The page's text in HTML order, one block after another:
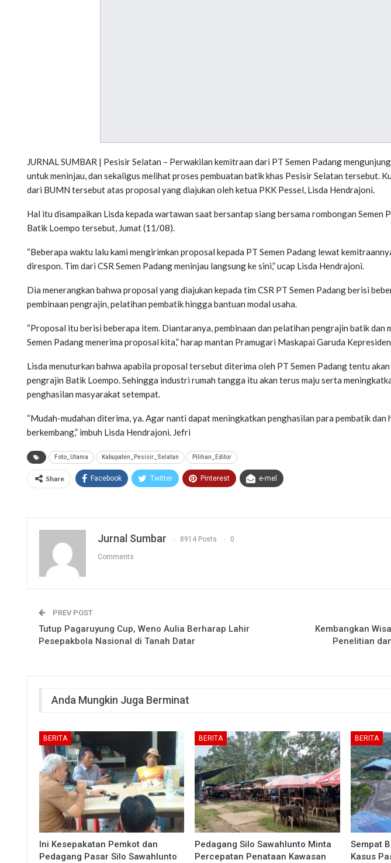
JURNAL SUMBAR | Pesisir Selatan – Perwakilan kemitraan dari PT Semen Padang
untuk meninjau, dan sekaligus melihat proses pembuatan batik khas Pesisir Selatan tersebut.
dari BUMN tersebut atas proposal yang diajukan oleh ketua PKK Pessel, Lisda Hendrajoni.
Hal itu disampaikan Lisda kepada wartawan saat bersantap siang bersama rombongan Semen
Batik Loempo tersebut, Jumat (11/08).
“Beberapa waktu lalu kami mengirimkan proposal kepada PT Semen Padang lewat
direspon. Tim dari CSR Semen Padang meninjau langsung ke sini,” ucap Lisda Hendrajoni.
Dia menerangkan bahwa proposal yang diajukan kepada tim CSR PT Semen Padang berisi
pembinaan pengrajin, pelatihan pembatik hingga bantuan modal usaha.
“Proposal itu berisi beberapa item. Diantaranya, pembinaan dan pelatihan pengrajin batik dan
Semen Padang menerima proposal kita,” harap mantan Pramugari Maskapai Garuda
Lisda menuturkan bahwa apabila proposal tersebut diterima oleh PT Semen Padang tentu
pengrajin Batik Loempo. Sehingga industri rumah tangga itu akan terus maju serta
penghasilan masyarakat setempat.
“Mudah-mudahan diterima, ya. Agar nanti dapat meningkatkan penghasilan para pembatik dan
berkembang,” imbuh Lisda Hendrajoni. Jefri
Foto_Utama Kabupaten_Pesisir_Selatan Pilihan_Editor
Share Facebook Twitter Pinterest e-mel
Jurnal Sumbar 8914 Posts 0
Comments
PREV POST
Tutup Pagaruyung Cup, Weno Aulia Berharap Lahir
Pesepakbola Nasional di Tanah Datar
Kembangkan
Penelitian
Anda Mungkin Juga Berminat
BERITA
Ini Kesepakatan Pemkot dan
Pedagang Pasar Silo Sawahlunto
BERITA
Pedagang Silo Sawahlunto Minta
Percepatan Penataan Kawasan
BERITA
Sempat
Kasus